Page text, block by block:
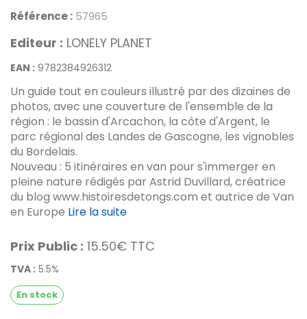
Référence : 57965
Editeur : LONELY PLANET
EAN : 9782384926312
Un guide tout en couleurs illustré par des dizaines de
photos, avec une couverture de l'ensemble de la
région : le bassin d'Arcachon, la côte d'Argent, le
parc régional des Landes de Gascogne, les vignobles
du Bordelais.
Nouveau : 5 itinéraires en van pour s'immerger en
pleine nature rédigés par Astrid Duvillard, créatrice
du blog www.histoiresdetongs.com et autrice de Van
en Europe Lire la suite
Prix Public : 15.50€ TTC
TVA : 5.5%
En stock